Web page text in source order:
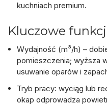
kuchniach premium.
Kluczowe
Wydajność (m³/h) –
pomieszczenia; wyższa
usuwanie oparów i
Tryb pracy: wyciąg lub
okap odprowadza